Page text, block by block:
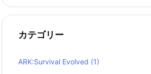
カテゴリー
ARK:Survival Evolved (1)